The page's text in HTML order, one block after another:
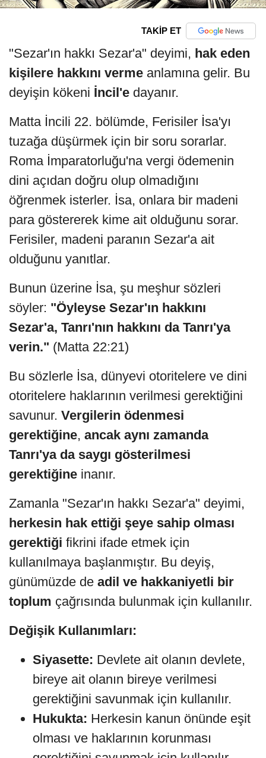
TAKİP ET
"Sezar'ın hakkı Sezar'a" deyimi, hak eden
kişilere hakkını verme anlamına gelir. Bu
deyişin kökeni İncil'e dayanır.
Matta İncili 22. bölümde, Ferisiler İsa'yı
tuzağa düşürmek için bir soru sorarlar.
Roma İmparatorluğu'na vergi ödemenin
dini açıdan doğru olup olmadığını
öğrenmek isterler. İsa, onlara bir madeni
para göstererek kime ait olduğunu sorar.
Ferisiler, madeni paranın Sezar'a ait
olduğunu yanıtlar.
Bunun üzerine İsa, şu meşhur sözleri
söyler: "Öyleyse Sezar'ın hakkını
Sezar'a, Tanrı'nın hakkını da Tanrı'ya
verin." (Matta 22:21)
Bu sözlerle İsa, dünyevi otoritelere ve dini
otoritelere haklarının verilmesi gerektiğini
savunur. Vergilerin ödenmesi
gerektiğine, ancak aynı zamanda
Tanrı'ya da saygı gösterilmesi
gerektiğine inanır.
Zamanla "Sezar'ın hakkı Sezar'a" deyimi,
herkesin hak ettiği şeye sahip olması
gerektiği fikrini ifade etmek için
kullanılmaya başlanmıştır. Bu deyiş,
günümüzde de adil ve hakkaniyetli bir
toplum çağrısında bulunmak için kullanılır.
Değişik Kullanımları:
Siyasette: Devlete ait olanın devlete,
bireye ait olanın bireye verilmesi
gerektiğini savunmak için kullanılır.
Hukukta: Herkesin kanun önünde eşit
olması ve haklarının korunması